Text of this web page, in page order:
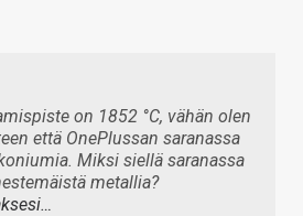
on 1852 °C, vähän olen
että OnePlussan saranassa
Miksi siellä saranassa
metallia?